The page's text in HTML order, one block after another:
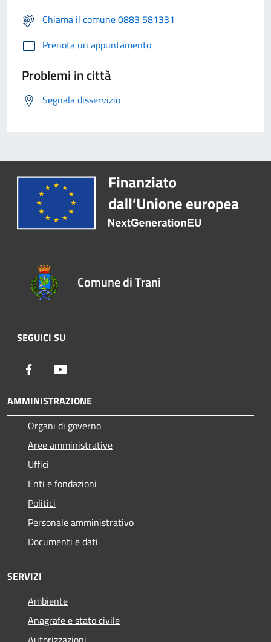
Chiama il comune 0883 581331
Prenota un appuntamento
Problemi in città
Segnala disservizio
Comune di Trani
SEGUICI SU
Facebook
AMMINISTRAZIONE
Organi di governo
Aree amministrative
Uffici
Enti e fondazioni
Politici
Personale amministrativo
Documenti e dati
SERVIZI
Ambiente
Anagrafe e stato civile